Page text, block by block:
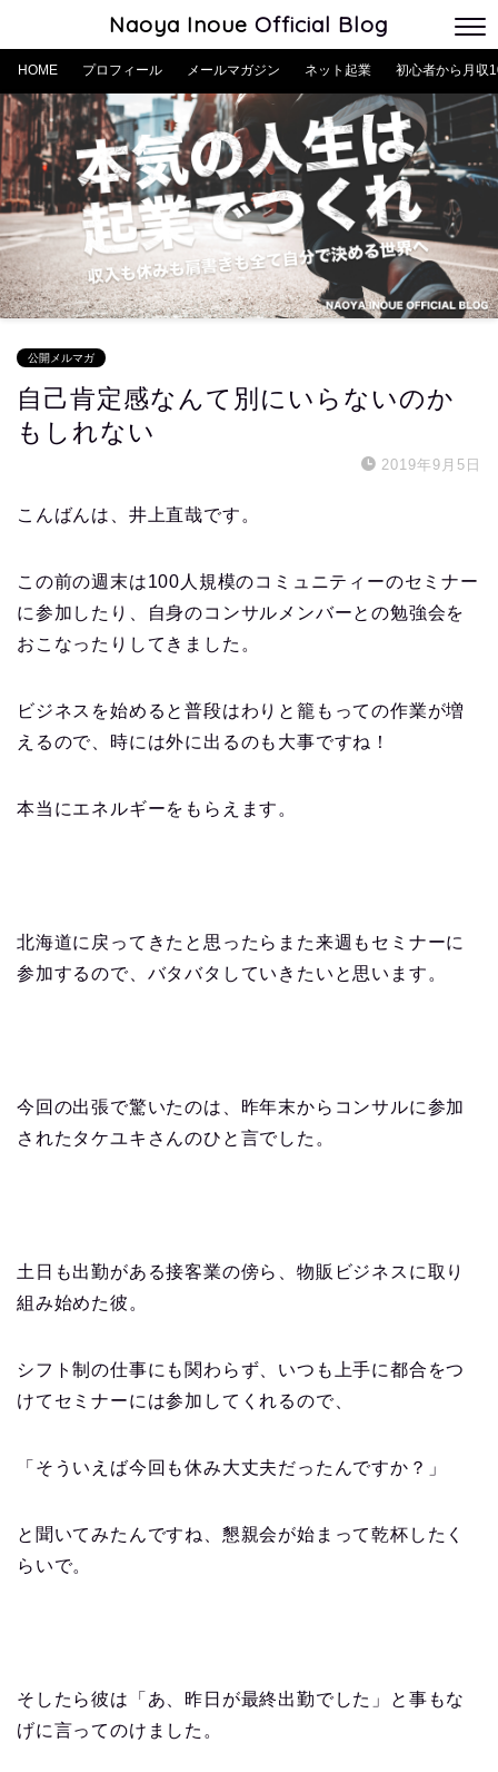
Naoya Inoue Official Blog
HOME プロフィール メールマガジン ネット起業 初心者から月収
公開メルマガ
自己肯定感なんて別にいらないのか
もしれない
2019年9月5日
こんばんは、井上直哉です。
この前の週末は100人規模のコミュニティーのセミナー
に参加したり、自身のコンサルメンバーとの勉強会を
おこなったりしてきました。
ビジネスを始めると普段はわりと籠もっての作業が増
えるので、時には外に出るのも大事ですね！
本当にエネルギーをもらえます。
北海道に戻ってきたと思ったらまた来週もセミナーに
参加するので、バタバタしていきたいと思います。
今回の出張で驚いたのは、昨年末からコンサルに参加
されたタケユキさんのひと言でした。
土日も出勤がある接客業の傍ら、物販ビジネスに取り
組み始めた彼。
シフト制の仕事にも関わらず、いつも上手に都合をつ
けてセミナーには参加してくれるので、
「そういえば今回も休み大丈夫だったんですか？」
と聞いてみたんですね、懇親会が始まって乾杯したく
らいで。
そしたら彼は「あ、昨日が最終出勤でした」と事もな
げに言ってのけました。